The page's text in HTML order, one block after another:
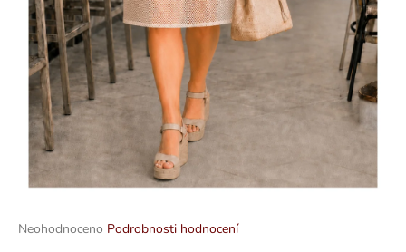
Průměrné
Neohodnoceno Podrobnosti hodnocení
a